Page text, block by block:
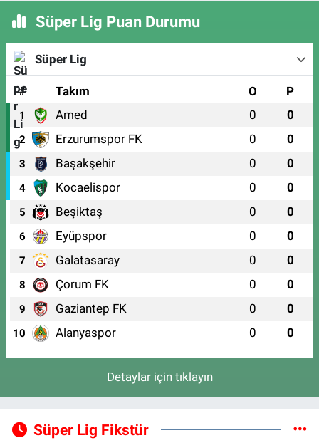
Süper Lig Puan Durumu
Süper Lig
# Takım O P
1 Amed 0 0
2 Erzurumspor FK 0 0
3 Başakşehir 0 0
4 Kocaelispor 0 0
5 Beşiktaş 0 0
6 Eyüpspor 0 0
7 Galatasaray 0 0
8 Çorum FK 0 0
9 Gaziantep FK 0 0
10 Alanyaspor 0 0
Detaylar için tıklayın
Süper Lig Fikstür